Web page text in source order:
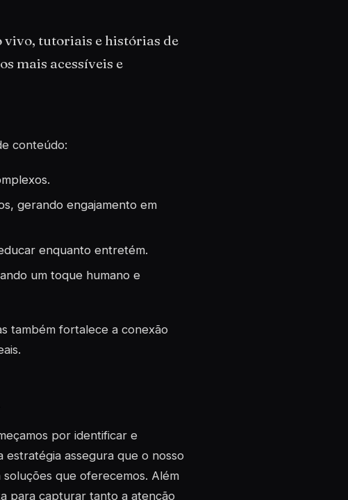
vivo, tutoriais e histórias de
mais acessíveis e
conteúdo:
gerando engajamento em
enquanto entretém.
um toque humano e
também fortalece a conexão
por identificar e
assegura que o nosso
que oferecemos. Além
para capturar tanto a atenção